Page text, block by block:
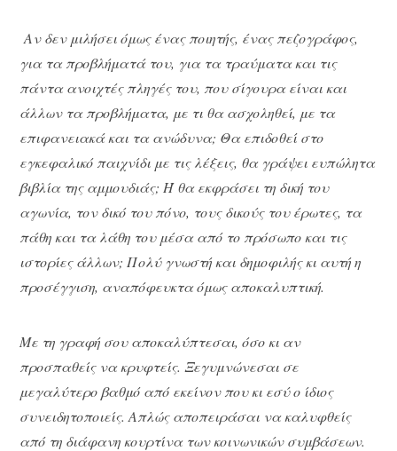
Αν δεν μιλήσει όμως ένας ποιητής, ένας πεζογράφος,
για τα προβλήματά του, για τα τραύματα και τις
πάντα ανοιχτές πληγές του, που σίγουρα είναι και
άλλων τα προβλήματα, με τι θα ασχοληθεί, με τα
επιφανειακά και τα ανώδυνα; Θα επιδοθεί στο
εγκεφαλικό παιχνίδι με τις λέξεις, θα γράψει ευπώλητα
βιβλία της αμμουδιάς; Ή θα εκφράσει τη δική του
αγωνία, τον δικό του πόνο, τους δικούς του έρωτες, τα
πάθη και τα λάθη του μέσα από το πρόσωπο και τις
ιστορίες άλλων; Πολύ γνωστή και δημοφιλής κι αυτή η
προσέγγιση, αναπόφευκτα όμως αποκαλυπτική.
Με τη γραφή σου αποκαλύπτεσαι, όσο κι αν
προσπαθείς να κρυφτείς. Ξεγυμνώνεσαι σε
μεγαλύτερο βαθμό από εκείνον που κι εσύ ο ίδιος
συνειδητοποιείς. Απλώς αποπειράσαι να καλυφθείς
από τη διάφανη κουρτίνα των κοινωνικών συμβάσεων.